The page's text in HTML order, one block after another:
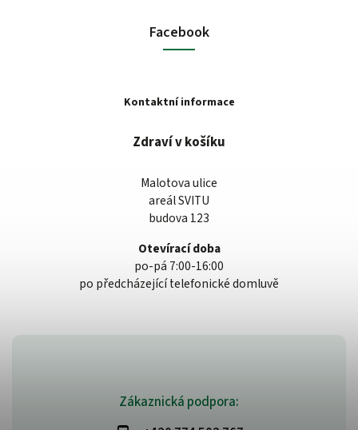
Zákaznická podpora:
Facebook
Kontaktní informace
Zdraví v košíku
Malotova ulice
areál SVITU
budova 123
Otevírací doba
po-pá 7:00-16:00
po předcházející telefonické domluvě